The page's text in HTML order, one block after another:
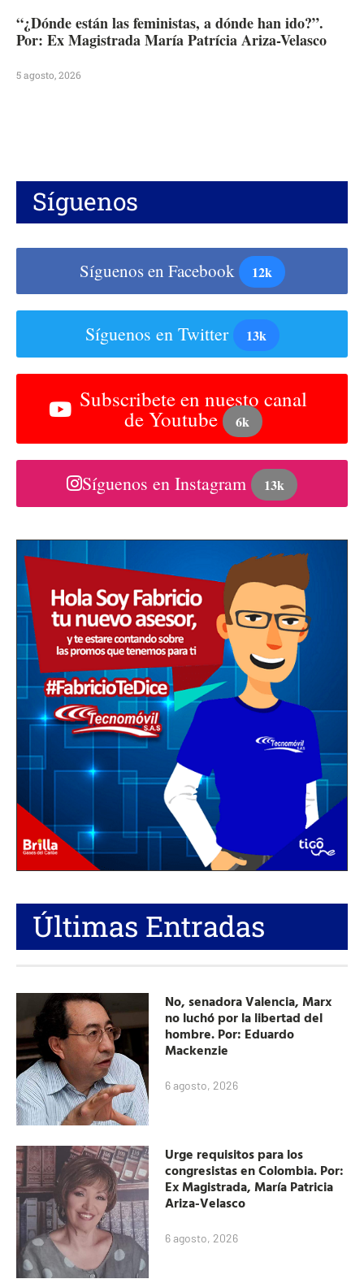
“¿Dónde están las feministas, a dónde han ido?”.
Por: Ex Magistrada María Patrícia Ariza-Velasco
5 agosto, 2026
Síguenos
Síguenos en Facebook 12k
Síguenos en Twitter 13k
Subscribete en nuesto canal
de Youtube 6k
Síguenos en Instagram 13k
Últimas Entradas
No, senadora Valencia, Marx
no luchó por la libertad del
hombre. Por: Eduardo
Mackenzie
6 agosto, 2026
Urge requisitos para los
congresistas en Colombia. Por:
Ex Magistrada, María Patricia
Ariza-Velasco
6 agosto, 2026